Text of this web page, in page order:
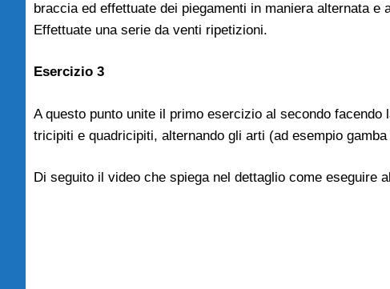
braccia ed effettuate dei piegamenti in maniera alternata e
Effettuate una serie da venti ripetizioni.
Esercizio 3
A questo punto unite il primo esercizio al secondo
tricipiti e quadricipiti, alternando gli arti (ad esempio
Di seguito il video che spiega nel dettaglio come eseguire